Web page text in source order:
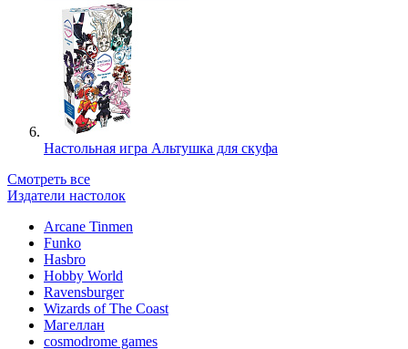
Настольная игра Альтушка для скуфа
Смотреть все
Издатели настолок
Arcane Tinmen
Funko
Hasbro
Hobby World
Ravensburger
Wizards of The Coast
Магеллан
сosmodrome games